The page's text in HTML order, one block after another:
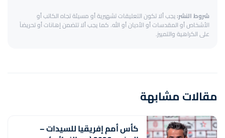
شروط النشر:يجب ألا تكون التعليقات تشهيرية أو مسيئة تجاه الكاتب أو
الأشخاص أو المقدسات أو الأديان أو الله. كما يجب ألا تتضمن إهانات أو تحريضاً
على الكراهية والتمييز.
مقالات مشابهة
كأس أمم إفريقيا للسيدات –